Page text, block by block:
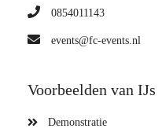
0854011143
events@fc-events.nl
Voorbeelden van IJs
Demonstratie